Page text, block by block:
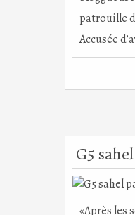
patrouille
Accusée
«Après les